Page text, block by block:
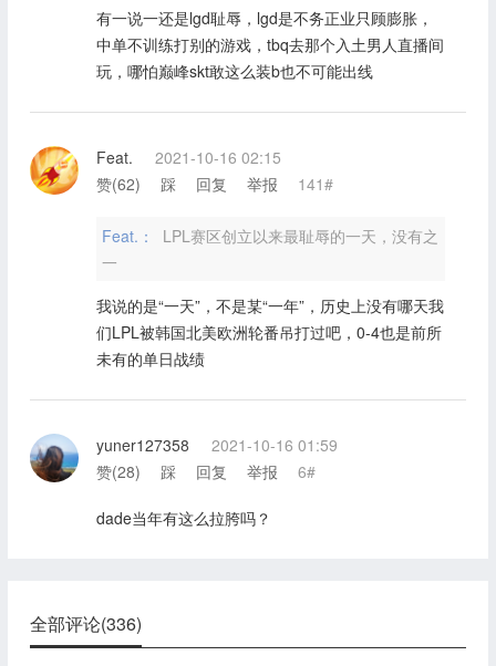
有一说一还是lgd耻辱，lgd是不务正业只顾膨胀，
中单不训练打别的游戏，tbq去那个入土男人直播间
玩，哪怕巅峰skt敢这么装b也不可能出线
Feat.
2021-10-16 02:15
赞(62) 踩 回复 举报 141#
Feat.：
LPL赛区创立以来最耻辱的一天，没有之
一
我说的是“一天”，不是某“一年”，历史上没有哪天我
们LPL被韩国北美欧洲轮番吊打过吧，0-4也是前所
未有的单日战绩
yuner127358
2021-10-16 01:59
赞(28) 踩 回复 举报 6#
dade当年有这么拉胯吗？
全部评论(336)